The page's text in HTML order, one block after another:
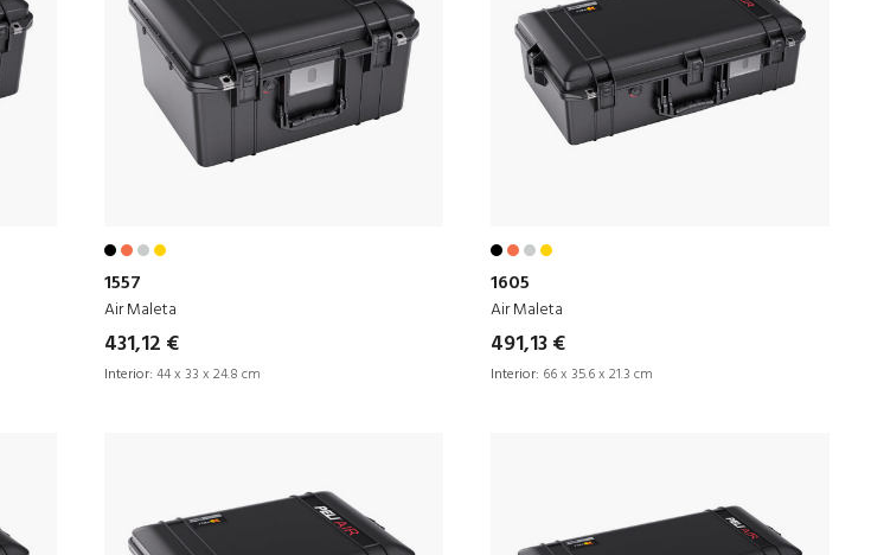
1557
Air Maleta
431,12 €
Interior: 44 x 33 x 24.8 cm
1605
Air Maleta
491,13 €
Interior: 66 x 35.6 x 21.3 cm